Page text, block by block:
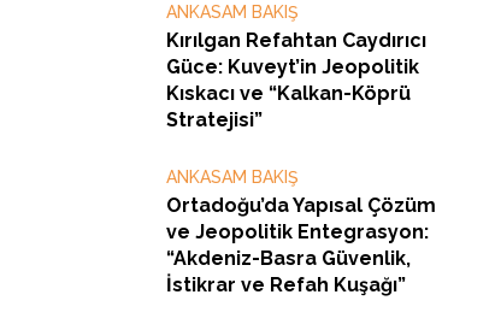
ANKASAM BAKIŞ
Kırılgan Refahtan Caydırıcı
Güce: Kuveyt’in Jeopolitik
Kıskacı ve “Kalkan-Köprü
Stratejisi”
ANKASAM BAKIŞ
Ortadoğu’da Yapısal Çözüm
ve Jeopolitik Entegrasyon:
“Akdeniz-Basra Güvenlik,
İstikrar ve Refah Kuşağı”